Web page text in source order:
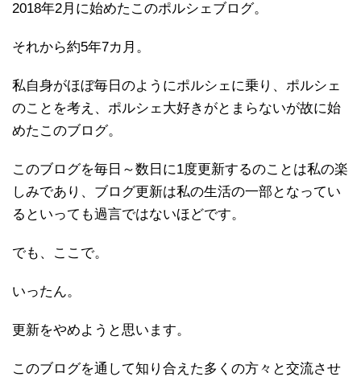
2018年2月に始めたこのポルシェブログ。
それから約5年7カ月。
私自身がほぼ毎日のようにポルシェに乗り、ポルシェ
のことを考え、ポルシェ大好きがとまらないが故に始
めたこのブログ。
このブログを毎日～数日に1度更新するのことは私の楽
しみであり、ブログ更新は私の生活の一部となってい
るといっても過言ではないほどです。
でも、ここで。
いったん。
更新をやめようと思います。
このブログを通して知り合えた多くの方々と交流させ